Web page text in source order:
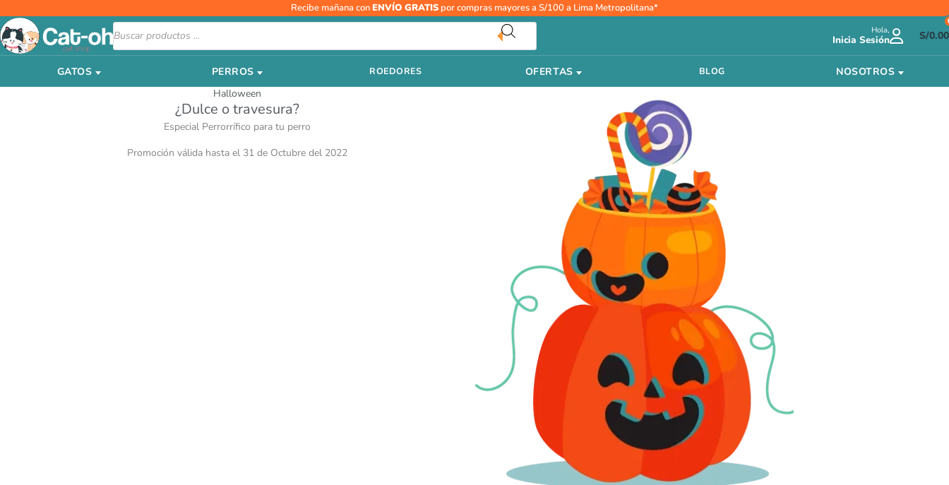
al
contenido
Recibe mañana conENVÍO GRATIS por compras mayores a S/100 a Lima Metropolitana*
Búsqueda
de
productos
Hola,
Inicia Sesión S/0.00
GATOS PERROS ROEDORES OFERTAS BLOG
NOSOTROS
Halloween
¿Dulce o travesura?
Especial Perrorrífico para tu perro
Promoción válida hasta el 31 de Octubre del 2022